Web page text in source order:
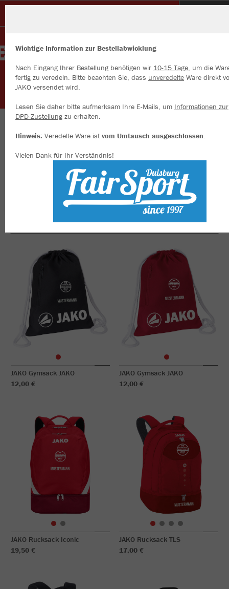
Herzlich willkommen an der Alsfeldroad
JAKO Gymsack JAKO
12,00 €
JAKO Gymsack JAKO
12,00 €
JAKO Rucksack Iconic
19,50 €
JAKO Rucksack TLS
17,00 €
Wichtige Information zur Bestellabwicklung
Nach Eingang Ihrer Bestellung benötigen wir 10-15 Tage, um die
fertig zu veredeln. Bitte beachten Sie, dass unveredelte Ware direkt
JAKO versendet wird.
Lesen Sie daher bitte aufmerksam Ihre E-Mails, um Informationen zur
DPD-Zustellung zu erhalten.
Hinweis: Veredelte Ware istvom Umtausch ausgeschlossen.
Vielen Dank für Ihr Verständnis!
Wir verwenden Cookies
Inhalte anzeigen und unsere Website verbessern. Weitere
zu den Cookies findest Du in den Einstellungen.
Alle akzeptieren
Alle ablehnen
mehr Infos
Datenschutz
Impressum